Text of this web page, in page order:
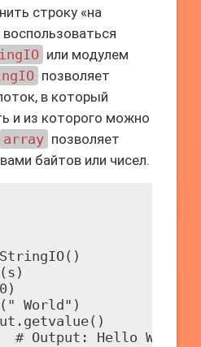
строку «на
или модулем
позволяет
в который
и из которого можно
array позволяет
байтов или чисел.
World")